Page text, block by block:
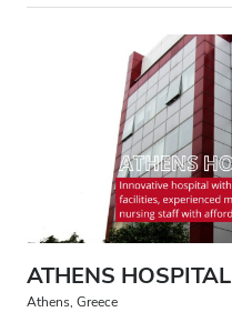
ATHENS HOSPITAL
Athens, Greece